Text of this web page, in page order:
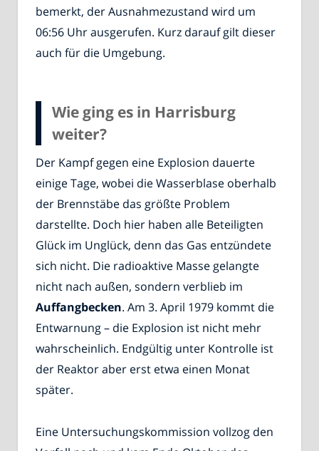
bemerkt, der Ausnahmezustand wird um
06:56 Uhr ausgerufen. Kurz darauf gilt dieser
auch für die Umgebung.
Wie ging es in Harrisburg
weiter?
Der Kampf gegen eine Explosion dauerte
einige Tage, wobei die Wasserblase oberhalb
der Brennstäbe das größte Problem
darstellte. Doch hier haben alle Beteiligten
Glück im Unglück, denn das Gas entzündete
sich nicht. Die radioaktive Masse gelangte
nicht nach außen, sondern verblieb im
Auffangbecken. Am 3. April 1979 kommt die
Entwarnung – die Explosion ist nicht mehr
wahrscheinlich. Endgültig unter Kontrolle ist
der Reaktor aber erst etwa einen Monat
später.
Eine Untersuchungskommission vollzog den